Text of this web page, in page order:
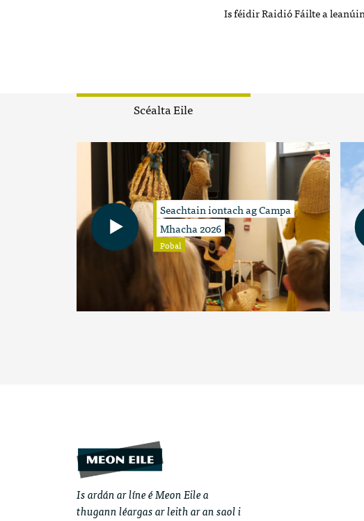
Is féidir Raidió Fáilte a
Scéalta Eile
Seachtain iontach ag Campa
Mhacha 2026
Pobal
Is ardán ar líne é Meon Eile a
thugann léargas ar leith ar an saol i